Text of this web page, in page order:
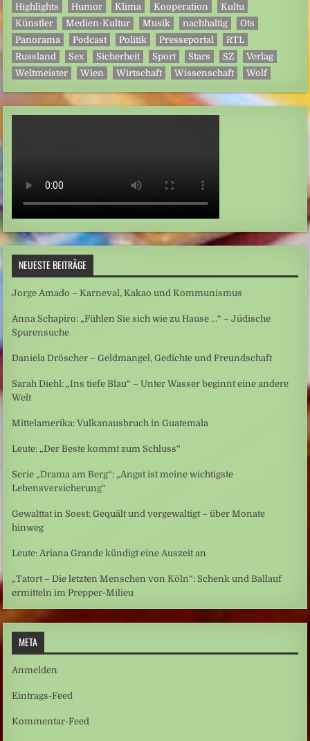
Highlights
Humor Klima Kooperation
Kultu
Künstler
Medien-Kultur Musik nachhaltig
Ots
Panorama
Podcast Politik Presseportal
RTL
Russland
Sex Sicherheit Sport Stars SZ
Verlag
Weltmeister
Wien Wirtschaft Wissenschaft Wolf
NEUESTE BEITRÄGE
Jorge Amado – Karneval, Kakao und Kommunismus
Anna Schapiro: „Fühlen Sie sich wie zu Hause …“ – Jüdische
Spurensuche
Daniela Dröscher – Geldmangel, Gedichte und Freundschaft
Sarah Diehl: „Ins tiefe Blau“ – Unter Wasser beginnt eine andere
Welt
Mittelamerika: Vulkanausbruch in Guatemala
Leute: „Der Beste kommt zum Schluss“
Serie „Drama am Berg“: „Angst ist meine wichtigste
Lebensversicherung“
Gewalttat in Soest: Gequält und vergewaltigt – über Monate
hinweg
Leute: Ariana Grande kündigt eine Auszeit an
„Tatort – Die letzten Menschen von Köln“: Schenk und Ballauf
ermitteln im Prepper-Milieu
META
Anmelden
Eintrags-Feed
Kommentar-Feed